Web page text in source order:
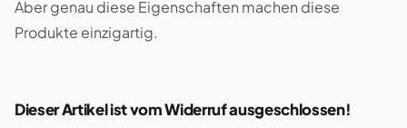
Aber genau diese Eigenschaften machen diese
Produkte einzigartig.
Dieser Artikel ist vom Widerruf ausgeschlossen!